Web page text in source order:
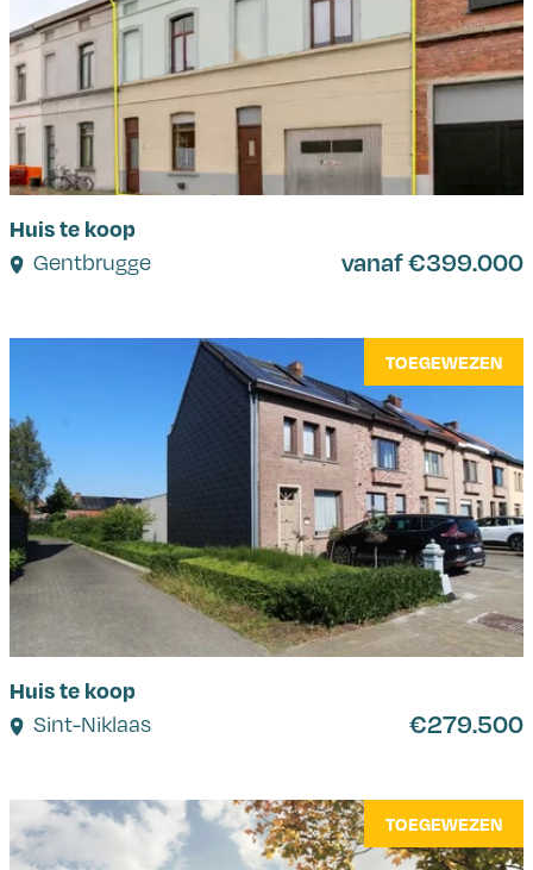
Huis te koop
Gentbrugge vanaf €399.000
TOEGEWEZEN
Huis te koop
Sint-Niklaas €279.500
TOEGEWEZEN